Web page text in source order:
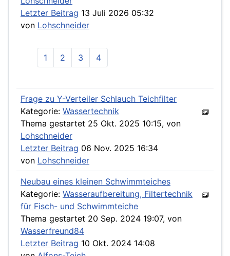
Letzter Beitrag 13 Juli 2026 05:32
von Lohschneider
1 2 3 4
Frage zu Y-Verteiler Schlauch Teichfilter
Kategorie: Wassertechnik
Thema gestartet 25 Okt. 2025 10:15, von
Lohschneider
Letzter Beitrag 06 Nov. 2025 16:34
von Lohschneider
Neubau eines kleinen Schwimmteiches
Kategorie: Wasseraufbereitung, Filtertechnik
für Fisch- und Schwimmteiche
Thema gestartet 20 Sep. 2024 19:07, von
Wasserfreund84
Letzter Beitrag 10 Okt. 2024 14:08